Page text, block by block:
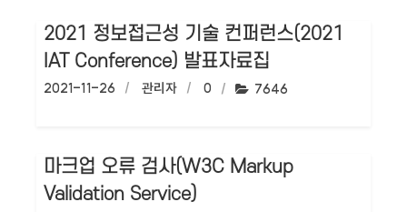
2021 정보접근성 기술 컨퍼런스(2021
IAT Conference) 발표자료집
작성일:
2021-11-26 작성자:
관리자 댓글수:
0 조회수:
7646
마크업 오류 검사(W3C Markup
Validation Service)